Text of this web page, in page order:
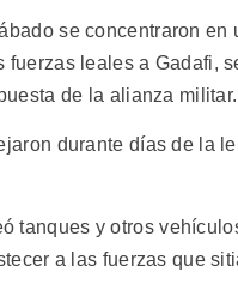
se concentraron
fuerzas leales a Gadafi,
de la alianza militar.
durante días de la
tanques y otros
a las fuerzas que